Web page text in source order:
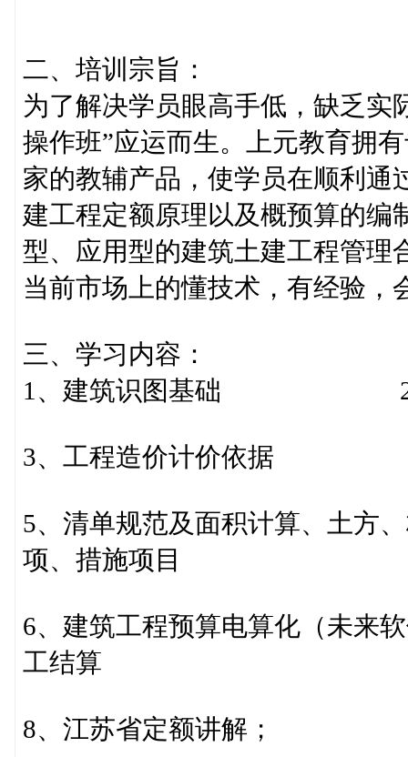
二、培训宗旨：
为了解决学员眼高手低，缺乏实
操作班”应运而生。上元教育拥
家的教辅产品，使学员在顺利通
建工程定额原理以及概预算的编
型、应用型的建筑土建工程管理
当前市场上的懂技术，有经验，
三、学习内容：
1、建筑识图基础 2、
3、工程造价计价依据 4
5、清单规范及面积计算、土方
项、措施项目
6、建筑工程预算电算化（未来
工结算
8、江苏省定额讲解； 9